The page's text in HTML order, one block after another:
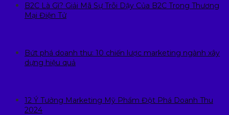
B2C Là Gì? Giải Mã Sự Trỗi Dậy Của B2C Trong Thương
Mại Điện Tử
Bứt phá doanh thu: 10 chiến lược marketing ngành xây
dựng hiệu quả
12 Ý Tưởng Marketing Mỹ Phẩm Đột Phá Doanh Thu
2024